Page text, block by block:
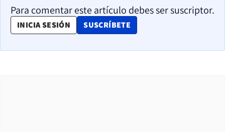
Para comentar este artículo debes ser suscriptor.
INICIA SESIÓN SUSCRÍBETE
OPENS IN NEW WINDOW